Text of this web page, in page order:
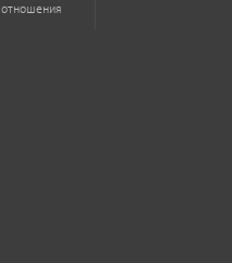
отношения